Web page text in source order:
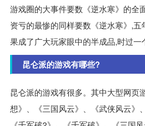
游戏圈的大事件要数《逆水寒》的全
资亏的最惨的同样要数《逆水寒》,五
果成了广大玩家眼中的半成品,时过一
昆仑派的游戏有哪些?
昆仑派的游戏有很多。其中大型网页
想》、《三国风云》、《武侠风云》